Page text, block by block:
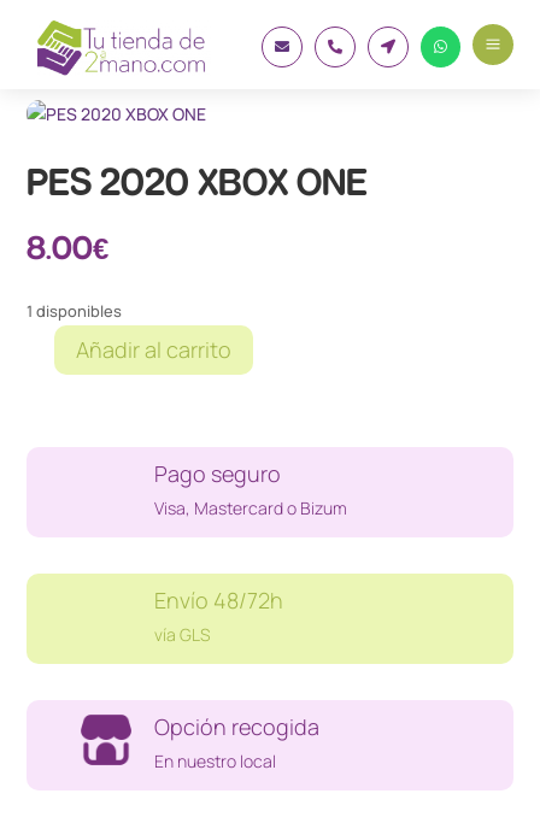
    a
PES 2020 XBOX ONE
8.00€
1 disponibles
PES
ONE
Añadir al carrito
Pago seguro
Visa, Mastercard o Bizum
Envío 48/72h
vía GLS
Opción recogida
En nuestro local